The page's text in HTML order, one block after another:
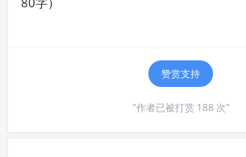
赞赏支持
"作者已被打赏 188 次"